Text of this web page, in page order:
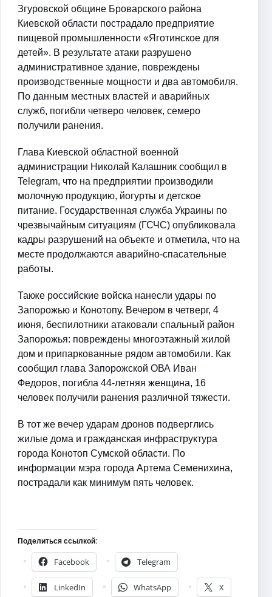
Згуровской общине Броварского района
Киевской области пострадало предприятие
пищевой промышленности «Яготинское для
детей». В результате атаки разрушено
административное здание, повреждены
производственные мощности и два автомобиля.
По данным местных властей и аварийных
служб, погибли четверо человек, семеро
получили ранения.
Глава Киевской областной военной
администрации Николай Калашник сообщил в
Telegram, что на предприятии производили
молочную продукцию, йогурты и детское
питание. Государственная служба Украины по
чрезвычайным ситуациям (ГСЧС) опубликовала
кадры разрушений на объекте и отметила, что на
месте продолжаются аварийно-спасательные
работы.
Также российские войска нанесли удары по
Запорожью и Конотопу. Вечером в четверг, 4
июня, беспилотники атаковали спальный район
Запорожья: повреждены многоэтажный жилой
дом и припаркованные рядом автомобили. Как
сообщил глава Запорожской ОВА Иван
Федоров, погибла 44-летняя женщина, 16
человек получили ранения различной тяжести.
В тот же вечер ударам дронов подверглись
жилые дома и гражданская инфраструктура
города Конотоп Сумской области. По
информации мэра города Артема Семенихина,
пострадали как минимум пять человек.
Поделиться ссылкой:
Facebook
Telegram
LinkedIn WhatsApp X